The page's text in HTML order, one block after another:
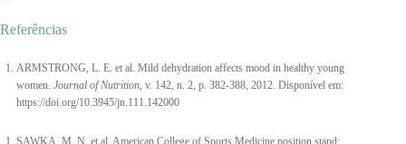
Referências
ARMSTRONG, L. E. et al. Mild dehydration affects mood in healthy young
women. Journal of Nutrition, v. 142, n. 2, p. 382-388, 2012. Disponível em:
https://doi.org/10.3945/jn.111.142000
SAWKA, M. N. et al. American College of Sports Medicine position stand: